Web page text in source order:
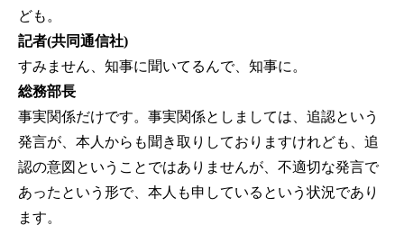
ども。
記者(共同通信社)
すみません、知事に聞いてるんで、知事に。
総務部長
事実関係だけです。事実関係としましては、追認という
発言が、本人からも聞き取りしておりますけれども、追
認の意図ということではありませんが、不適切な発言で
あったという形で、本人も申しているという状況であり
ます。